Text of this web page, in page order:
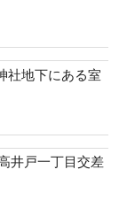
社地下にある室
井戸一丁目交差